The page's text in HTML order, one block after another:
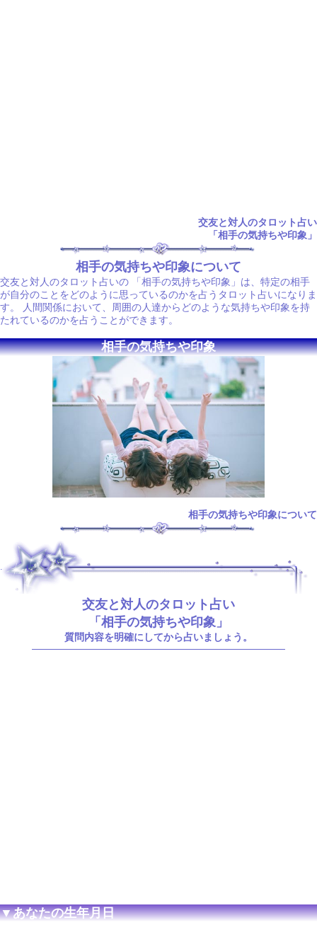
交友と対人のタロット占い
「相手の気持ちや印象」
相手の気持ちや印象について
交友と対人のタロット占いの 「相手の気持ちや印象」は、特定の相手
が自分のことをどのように思っているのかを占うタロット占いになりま
す。 人間関係において、周囲の人達からどのような気持ちや印象を持
たれているのかを占うことができます。
相手の気持ちや印象
相手の気持ちや印象について
交友と対人のタロット占い
「相手の気持ちや印象」
質問内容を明確にしてから占いましょう。
▼あなたの生年月日